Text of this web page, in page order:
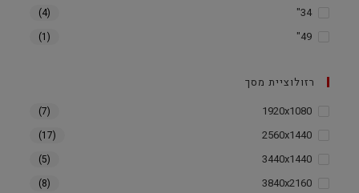
34"
(4)
49"
(1)
רזולוציית מסך
1920x1080
(7)
2560x1440
(17)
3440x1440
(5)
3840x2160
(8)